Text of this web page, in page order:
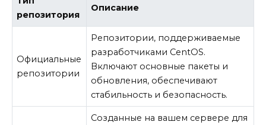
репозитория
Описание
Официальные
репозитории
Репозитории, поддерживаемые
разработчиками CentOS.
Включают основные пакеты и
обновления, обеспечивают
стабильность и безопасность.
Созданные на вашем сервере для